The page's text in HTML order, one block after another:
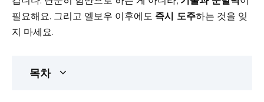
필요해요. 그리고 엘보우 이후에도 즉시 도주하는 것을 잊
지 마세요.
목차